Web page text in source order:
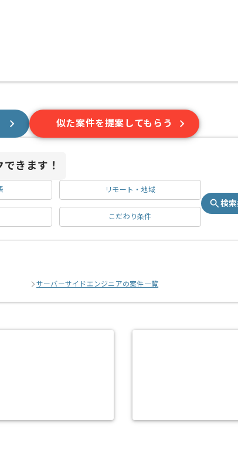
似た案件を提案してもらう
きます！
リモート・地域
こだわり条件
検
サーバーサイドエンジニアの案件一覧